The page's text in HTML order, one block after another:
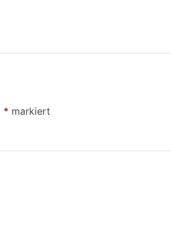
* markiert